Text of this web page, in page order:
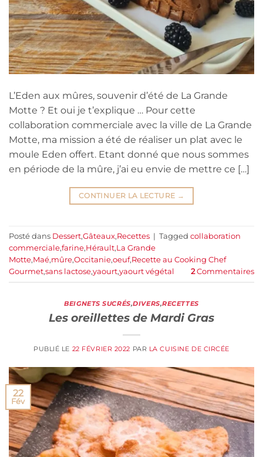
L’Eden aux mûres, souvenir d’été de La Grande
Motte ? Et oui je t’explique … Pour cette
collaboration commerciale avec la ville de La Grande
Motte, ma mission a été de réaliser un plat avec le
moule Eden offert. Etant donné que nous sommes
en période de la mûre, j’ai eu envie de mettre ce […]
CONTINUER LA LECTURE →
Posté dans Dessert,Gâteaux,Recettes | Tagged collaboration
commerciale,farine,Hérault,La Grande
Motte,Maé,mûre,Occitanie,oeuf,Recette au Cooking Chef
Gourmet,sans lactose,yaourt,yaourt végétal 2Commentaires
BEIGNETS SUCRÉS,DIVERS,RECETTES
Les oreillettes de Mardi Gras
PUBLIÉ LE 22 FÉVRIER 2022 PAR LA CUISINE DE CIRCÉE
22
Fév